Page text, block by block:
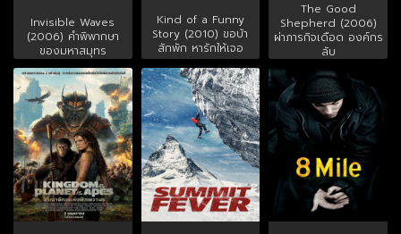
Invisible Waves
(2006) คำพิพากษา
ของมหาสมุทร
Kind of a Funny
Story (2010) ขอบ้า
สักพัก หารักให้เจอ
The Good
Shepherd (2006)
ผ่าภารกิจเดือด องค์กร
ลับ